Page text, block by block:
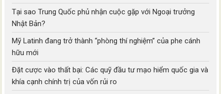
Tại sao Trung Quốc phủ nhận cuộc gặp với Ngoại trưởng
Nhật Bản?
Mỹ Latinh đang trở thành “phòng thí nghiệm” của phe cánh
hữu mới
Đặt cược vào thất bại: Các quỹ đầu tư mạo hiểm quốc gia và
khía cạnh chính trị của vốn rủi ro